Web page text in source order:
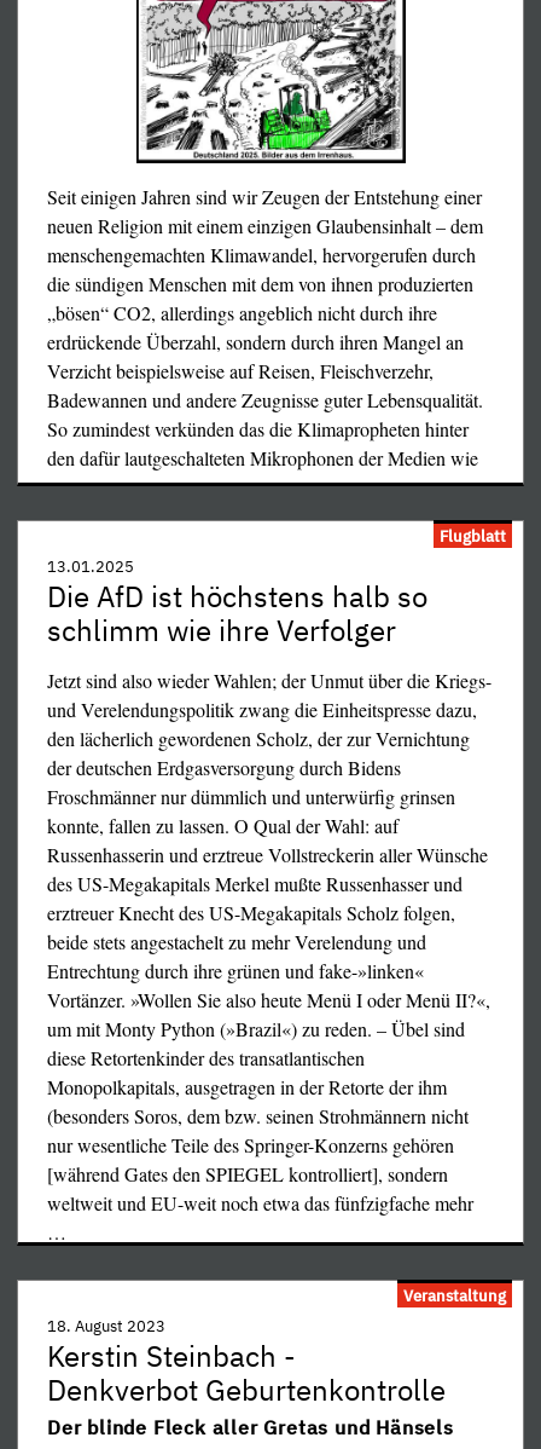
deshalb wenigstens die AfD oder deren außerdeutsche
Pendants, d.h. das kleinere Übel gegenüber den
schmierigen, untereinander verklumpten und restlos vom
US-Giga-Kapital abhängigen und gleichgeschalteten
Kartellparteien), was eine gewisse Verbesserung ist. Der
Rest steckt ängstlich den Kopf in den Sand (oder frißt
sogar den stärker als im 3. Reich gleichgeschalteten
»Medien« aus der Hand) und erträgt allen Lebensraub
fatalistisch: Das Fleisch vom Teller gezaubert, das Auto
unter dem Hintern weggezogen, die Heizung geraubt und
Seit einigen Jahren sind wir Zeugen der Entstehung einer
neuen Religion mit einem einzigen Glaubensinhalt – dem
menschengemachten Klimawandel, hervorgerufen durch
die sündigen Menschen mit dem von ihnen produzierten
„bösen“ CO2, allerdings angeblich nicht durch ihre
erdrückende Überzahl, sondern durch ihren Mangel an
Verzicht beispielsweise auf Reisen, Fleischverzehr,
Badewannen und andere Zeugnisse guter Lebensqualität.
So zumindest verkünden das die Klimapropheten hinter
den dafür lautgeschalteten Mikrophonen der Medien wie
…
eine Luisa Neubauer oder eine hl. Greta mit ihrer mäßig
originellen Idee des Schulschwänzens. Neben der
Bußübung des Verzichts ist das gepredigte Allheilmittel
die „Energiewende“, sprich die völlige Abkehr von den
knapp gewordenen, weil von den Menschenmilliarden
verpulverten fossilen Energieträgern zugunsten der
sogenannten „erneuerbaren Energien“, die durch diese
wissenschaftlich unsinnige Bezeichnung den Anstrich
eines Perpetuum mobile bekommen und immer mehr
daß die Leistungsdichte von Windrädern und
Photovoltaikplatten ein ähnlich wundersames Schicksal
nehmen müßte wie die Brote und Fische aus der
einschlägigen Stelle des Neuen Testaments, um in
irgendeiner Hinsicht maßgeblicher Lieferant für den
Primärenergiebedarf von Industriestaaten zu werden. Ist
Flugblatt
13.01.2025
Die AfD ist höchstens halb so
schlimm wie ihre Verfolger
Jetzt sind also wieder Wahlen; der Unmut über die Kriegs-
und Verelendungspolitik zwang die Einheitspresse dazu,
den lächerlich gewordenen Scholz, der zur Vernichtung
der deutschen Erdgasversorgung durch Bidens
Froschmänner nur dümmlich und unterwürfig grinsen
konnte, fallen zu lassen. O Qual der Wahl: auf
Russenhasserin und erztreue Vollstreckerin aller Wünsche
des US-Megakapitals Merkel mußte Russenhasser und
erztreuer Knecht des US-Megakapitals Scholz folgen,
beide stets angestachelt zu mehr Verelendung und
Entrechtung durch ihre grünen und fake-»linken«
Vortänzer. »Wollen Sie also heute Menü I oder Menü II?«,
um mit Monty Python (»Brazil«) zu reden. – Übel sind
diese Retortenkinder des transatlantischen
Monopolkapitals, ausgetragen in der Retorte der ihm
(besonders Soros, dem bzw. seinen Strohmännern nicht
nur wesentliche Teile des Springer-Konzerns gehören
[während Gates den SPIEGEL kontrolliert], sondern
weltweit und EU-weit noch etwa das fünfzigfache mehr
…
Veranstaltung
18. August 2023
Kerstin Steinbach -
Denkverbot Geburtenkontrolle
Der blinde Fleck aller Gretas und Hänsels